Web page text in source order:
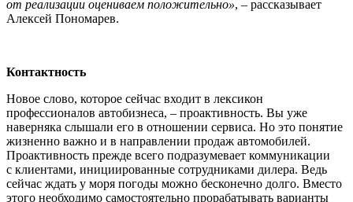
от реализации оцениваем положительно», – рассказывает
Алексей Пономарев.
Контактность
Новое слово, которое сейчас входит в лексикон
профессионалов автобизнеса, – проактивность. Вы уже
наверняка слышали его в отношении сервиса. Но это понятие
жизненно важно и в направлении продаж автомобилей.
Проактивность прежде всего подразумевает коммуникации
с клиентами, инициированные сотрудниками дилера. Ведь
сейчас ждать у моря погоды можно бесконечно долго. Вместо
этого необходимо самостоятельно прорабатывать варианты